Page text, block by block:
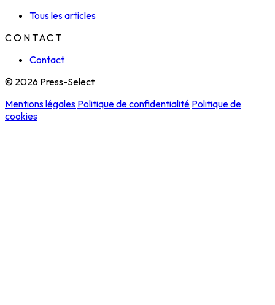
Tous les articles
CONTACT
Contact
© 2026 Press-Select
Mentions légales Politique de confidentialité Politique de
cookies